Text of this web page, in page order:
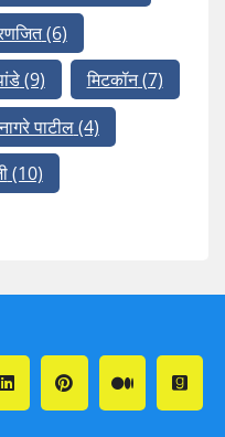
(6)
(9) मिटकॉन(7)
पाटील(4)
(10)